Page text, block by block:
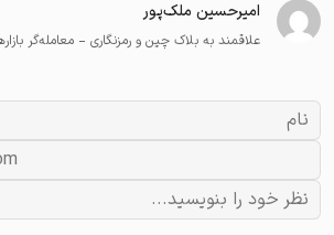
امیرحسین ملک‌پور
علاقمند به بلاک چین و رمزنگاری - معامله‌گر